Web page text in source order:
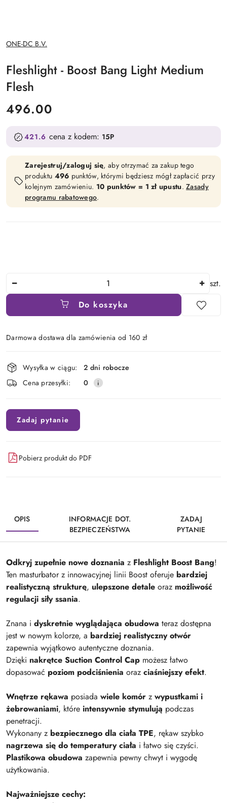
NAZWA
PRODUCENTA:
ONE-DC B.V.
Fleshlight - Boost Bang Light Medium
Flesh
cena:
496.00
421.6 cena z kodem: 15P
Zarejestruj/zaloguj się, aby otrzymać za zakup tego
produktu 496 punktów, którymi będziesz mógł zapłacić przy
kolejnym zamówieniu. 10 punktów = 1 zł upustu.Zasady
programu rabatowego.
szt.
Do koszyka
Darmowa dostawa dla zamówienia od 160 zł
Dostępność
i
dostawa
Wysyłka w ciągu:
2 dni robocze
Cena przesyłki:
0
Zadaj pytanie
Pobierz produkt do PDF
OPIS
INFORMACJE DOT.
BEZPIECZEŃSTWA
ZADAJ
PYTANIE
Odkryj zupełnie nowe doznania z Fleshlight Boost Bang!
Ten masturbator z innowacyjnej linii Boost oferuje bardziej
realistyczną strukturę, ulepszone detale oraz możliwość
regulacji siły ssania.
Znana i dyskretnie wyglądająca obudowa teraz dostępna
jest w nowym kolorze, a bardziej realistyczny otwór
zapewnia wyjątkowo autentyczne doznania.
Dzięki nakrętce Suction Control Cap możesz łatwo
dopasować poziom podciśnienia oraz ciaśniejszy efekt.
Wnętrze rękawa posiada wiele komór z wypustkami i
żebrowaniami, które intensywnie stymulują podczas
penetracji.
Wykonany z bezpiecznego dla ciała TPE, rękaw szybko
nagrzewa się do temperatury ciała i łatwo się czyści.
Plastikowa obudowa zapewnia pewny chwyt i wygodę
użytkowania.
Najważniejsze cechy: